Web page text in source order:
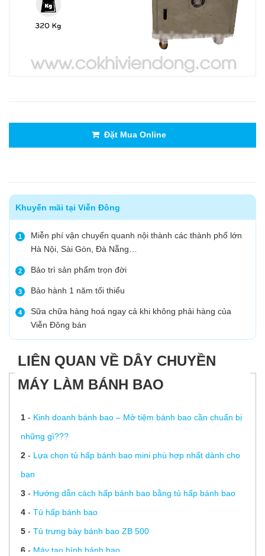
Đặt Mua Online
Khuyến mãi tại Viễn Đông
1
Miễn phí vận chuyển quanh nội thành các thành phố lớn
Hà Nội, Sài Gòn, Đà Nẵng…
2 Bảo trì sản phẩm trọn đời
3 Bảo hành 1 năm tối thiểu
4
Sữa chữa hàng hoá ngay cả khi không phải hàng của
Viễn Đông bán
LIÊN QUAN VỀ DÂY CHUYỀN
MÁY LÀM BÁNH BAO
1- Kinh doanh bánh bao – Mở tiệm bánh bao cần chuẩn bị
những gì???
2- Lựa chọn tủ hấp bánh bao mini phù hợp nhất dành cho
bạn
3- Hướng dẫn cách hấp bánh bao bằng tủ hấp bánh bao
4- Tủ hấp bánh bao
5- Tủ trưng bày bánh bao ZB 500
6- Máy tạo hình bánh bao